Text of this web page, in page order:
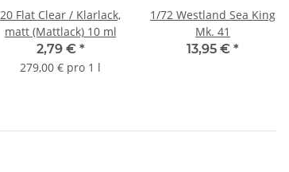
20 Flat Clear / Klarlack,
matt (Mattlack) 10 ml
2,79 € *
279,00 € pro 1 l
1/72 Westland Sea King
Mk. 41
13,95 € *